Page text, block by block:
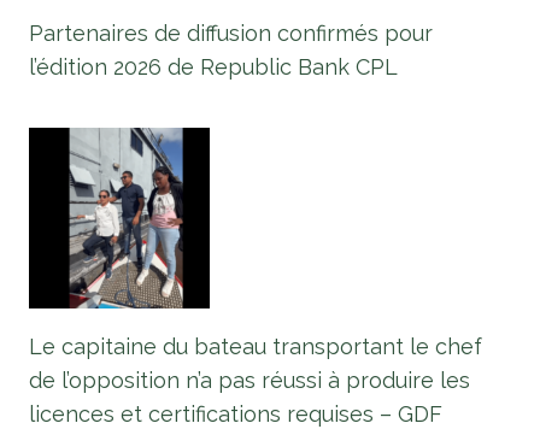
Partenaires de diffusion confirmés pour
l’édition 2026 de Republic Bank CPL
Le capitaine du bateau transportant le chef
de l’opposition n’a pas réussi à produire les
licences et certifications requises – GDF